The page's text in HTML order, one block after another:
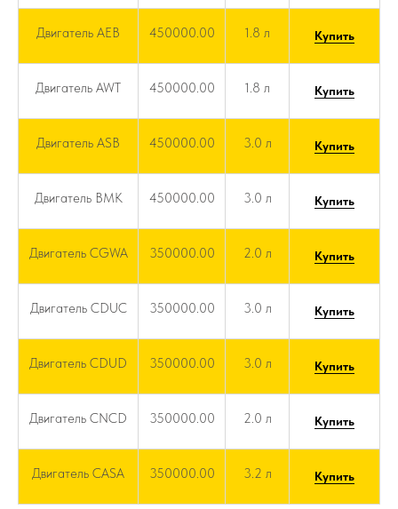
Двигатель AEB 450000.00 1.8 л Купить
Двигатель AWT 450000.00 1.8 л Купить
Двигатель ASB 450000.00 3.0 л Купить
Двигатель BMK 450000.00 3.0 л Купить
Двигатель CGWA 350000.00 2.0 л Купить
Двигатель CDUC 350000.00 3.0 л Купить
Двигатель CDUD 350000.00 3.0 л Купить
Двигатель CNCD 350000.00 2.0 л Купить
Двигатель CASA 350000.00 3.2 л Купить